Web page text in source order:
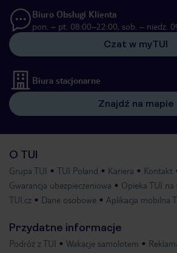
Biuro Obsługi Klienta
pon. – pt. 08:00–22:00, sob. – niedz.
Czat w myTUI
Biura stacjonarne
Znajdź na mapie
O TUI
Grupa TUI TUI Poland Kariera
Kontakt
Gwarancja ubezpieczeniowa
Opieka TUI
TUI.cz
Dane osobowe Aplikacja mobilna
Przydatne informacje
Podróż z TUI Wakacje samolotem